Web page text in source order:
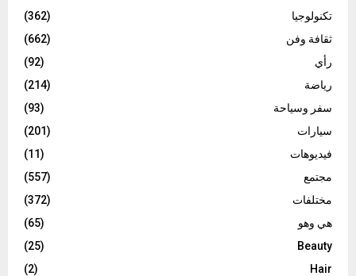
تكنولوجيا
(362)
ثقافة وفن
(662)
رأي
(92)
رياضة
(214)
سفر وسياحة
(93)
سيارات
(201)
فيديوهات
(11)
مجتمع
(557)
مختلفات
(372)
هي وهو
(65)
Beauty
(25)
Hair
(2)